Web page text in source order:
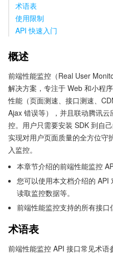
术语表
使用限制
API 快速入门
概述
前端性能监控（Real User
解决方案，专注于 Web 和小程
性能（页面测速、接口测速、
Ajax 错误等），并且联动腾讯
控。用户只需要安装 SDK 到自
实现对用户页面质量的全方位守
入监控。
本章节介绍的前端性能监控
您可以使用本文档介绍的 API
读取监控数据等。
前端性能监控支持的所有接口
术语表
前端性能监控 API 接口常见术语